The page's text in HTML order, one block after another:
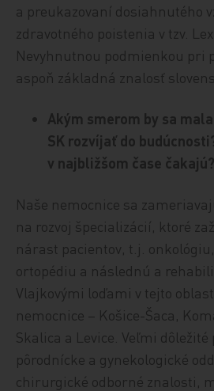
a preukazovaní dosiahnutého
zdravotného poistenia v tzv.
Nevyhnutnou podmienkou pri
aspoň základná znalosť
Akým smerom by sa
SK rozvíjať do budú
v najbližšom čase čakajú?
Naše nemocnice sa
na rozvoj špecializácií, ktoré
nárast pacientov, t.j.
ortopédiu a následnú a
Vlajkovými loďami v tejto
nemocnice – Košice-Šaca,
Skalica a Levice. Veľmi dôležité
pôrodnícke a gynekologické
chirurgické odborné znalosti,